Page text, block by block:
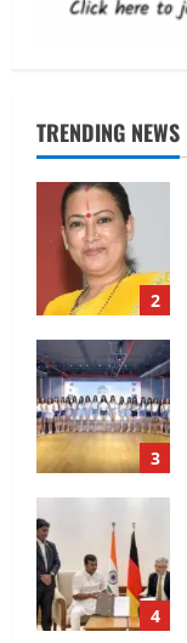
TRENDING NEWS
2
3
4
5